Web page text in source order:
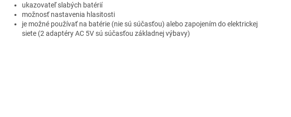
ukazovateľ slabých batérií
možnosť nastavenia hlasitosti
je možné používať na batérie (nie sú súčasťou) alebo zapojením do elektrickej
siete (2 adaptéry AC 5V sú súčasťou základnej výbavy)